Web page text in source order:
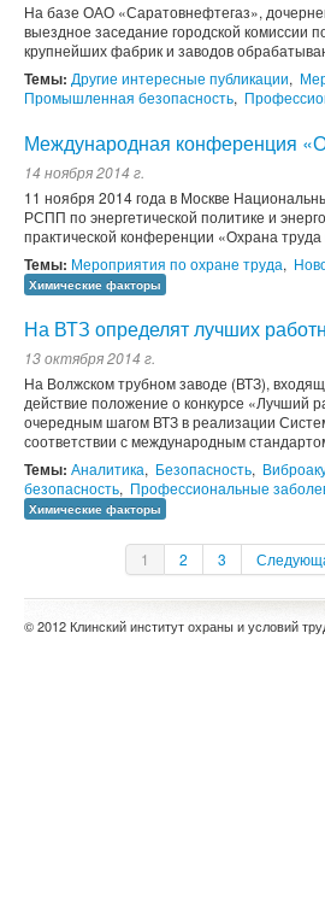
На базе ОАО «Саратовнефтегаз»,
выездное заседание городской комиссии
крупнейших фабрик и заводов
Темы: Другие интересные публикации,
Промышленная безопасность,
Международная конференция
14 ноября 2014 г.
11 ноября 2014 года в Москве
РСПП по энергетической политике и
практической конференции «Охрана
Темы: Мероприятия по охране труда,
Химические факторы
На ВТЗ определят лучших
13 октября 2014 г.
На Волжском трубном заводе (ВТЗ),
действие положение о конкурсе «Лучший
очередным шагом ВТЗ в реализации
соответствии с международным
Темы: Аналитика, Безопасность,
безопасность, Профессиональные
Химические факторы
1 2 3
© 2012 Клинский институт охраны и условий